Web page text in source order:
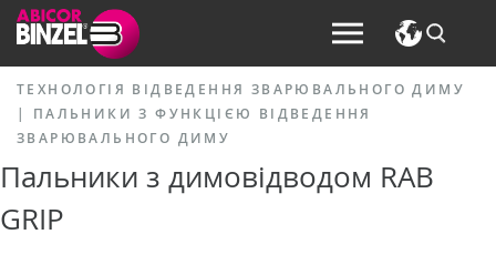
ТЕХНОЛОГІЯ ВІДВЕДЕННЯ ЗВАРЮВАЛЬНОГО ДИМУ
| ПАЛЬНИКИ З ФУНКЦІЄЮ ВІДВЕДЕННЯ
ЗВАРЮВАЛЬНОГО ДИМУ
Пальники з димовідводом RAB
GRIP